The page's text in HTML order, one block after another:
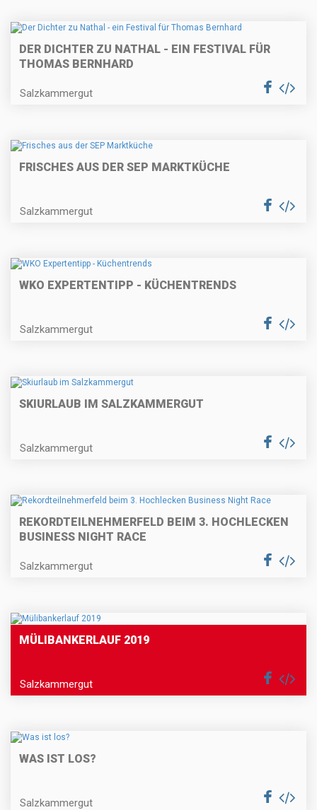
DER DICHTER ZU NATHAL - EIN FESTIVAL FÜR
THOMAS BERNHARD
Salzkammergut
FRISCHES AUS DER SEP MARKTKÜCHE
Salzkammergut
WKO EXPERTENTIPP - KÜCHENTRENDS
Salzkammergut
SKIURLAUB IM SALZKAMMERGUT
Salzkammergut
REKORDTEILNEHMERFELD BEIM 3. HOCHLECKEN
BUSINESS NIGHT RACE
Salzkammergut
MÜLIBANKERLAUF 2019
Salzkammergut
WAS IST LOS?
Salzkammergut